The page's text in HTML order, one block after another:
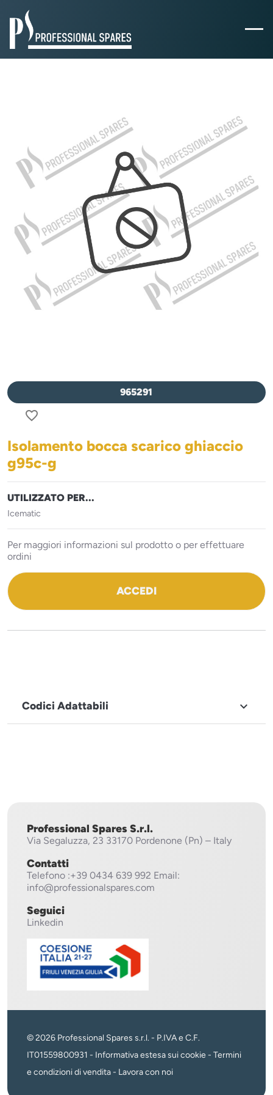
965291
favorite_border
Isolamento bocca scarico ghiaccio
g95c-g
UTILIZZATO PER...
Icematic
Per maggiori informazioni sul prodotto o per effettuare
ordini
ACCEDI
Codici Adattabili 
Professional Spares S.r.l.
Via Segaluzza, 23 33170 Pordenone (Pn) – Italy
Contatti
Telefono :+39 0434 639 992 Email:
info@professionalspares.com
Seguici
Linkedin
© 2026 Professional Spares s.r.l. - P.IVA e C.F.
IT01559800931 - Informativa estesa sui cookie - Termini
e condizioni di vendita- Lavora con noi